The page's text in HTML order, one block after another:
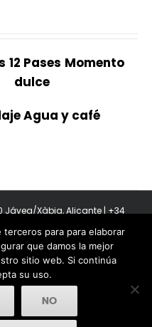
12 Pases Momento
dulce
Agua y café
Jávea/Xàbia, Alicante | +34
| All Rights Reserved |
by Insertcom
para para elaborar
que damos la mejor
sitio web. Si continúa
su uso.
NO